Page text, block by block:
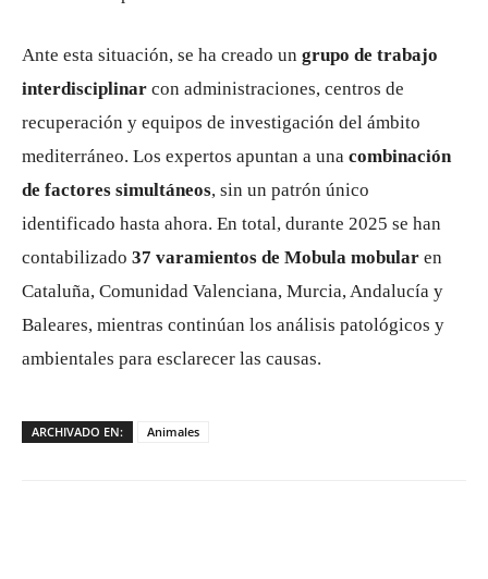
Ante esta situación, se ha creado un grupo de trabajo
interdisciplinar con administraciones, centros de
recuperación y equipos de investigación del ámbito
mediterráneo. Los expertos apuntan a una combinación
de factores simultáneos, sin un patrón único
identificado hasta ahora. En total, durante 2025 se han
contabilizado 37 varamientos de Mobula mobular en
Cataluña, Comunidad Valenciana, Murcia, Andalucía y
Baleares, mientras continúan los análisis patológicos y
ambientales para esclarecer las causas.
ARCHIVADO EN: Animales